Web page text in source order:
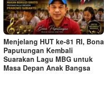
Menjelang HUT ke-81 RI, Bona
Paputungan Kembali
Suarakan Lagu MBG untuk
Masa Depan Anak Bangsa